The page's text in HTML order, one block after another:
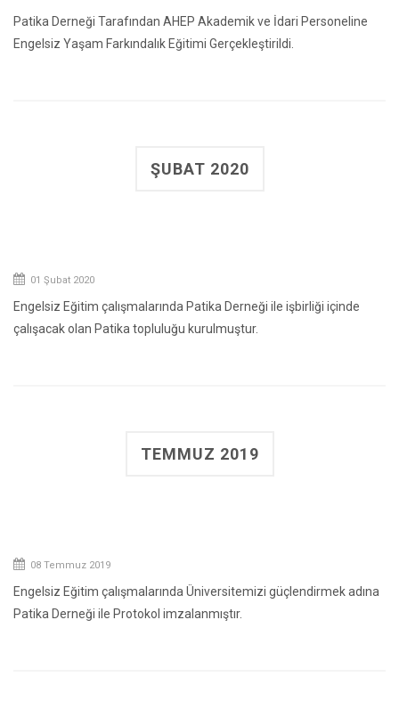
Patika Derneği Tarafından AHEP Akademik ve İdari Personeline
Engelsiz Yaşam Farkındalık Eğitimi Gerçekleştirildi.
ŞUBAT 2020
01 Şubat 2020
Engelsiz Eğitim çalışmalarında Patika Derneği ile işbirliği içinde
çalışacak olan Patika topluluğu kurulmuştur.
TEMMUZ 2019
08 Temmuz 2019
Engelsiz Eğitim çalışmalarında Üniversitemizi güçlendirmek adına
Patika Derneği ile Protokol imzalanmıştır.